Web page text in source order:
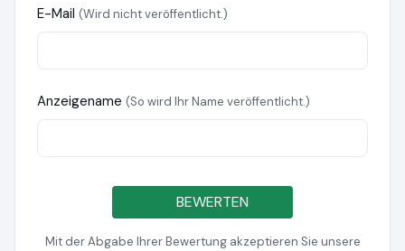
E-Mail (Wird nicht veröffentlicht.)
Anzeigename (So wird Ihr Name veröffentlicht.)
BEWERTEN
Mit der Abgabe Ihrer Bewertung akzeptieren Sie unsere